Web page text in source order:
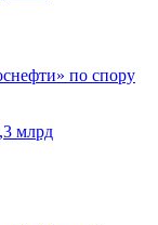
по спору